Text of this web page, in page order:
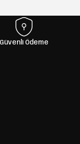
Güvenli Ödeme